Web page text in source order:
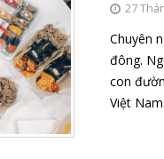
27
Chuyên
đông.
con
Việt Nam.